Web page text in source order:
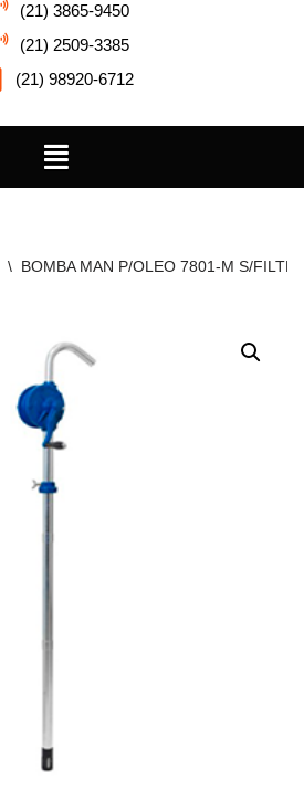
(21) 3865-9450
(21) 2509-3385
(21) 98920-6712
\ BOMBA MAN P/OLEO 7801-M S/FILTR